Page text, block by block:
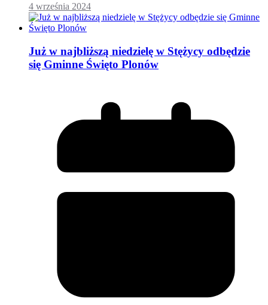
4 września 2024
Już w najbliższą niedzielę w Stężycy odbędzie
się Gminne Święto Plonów